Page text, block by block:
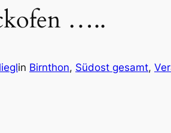
…..
in Birnthon, Südost gesamt,